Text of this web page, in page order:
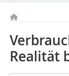
Realität